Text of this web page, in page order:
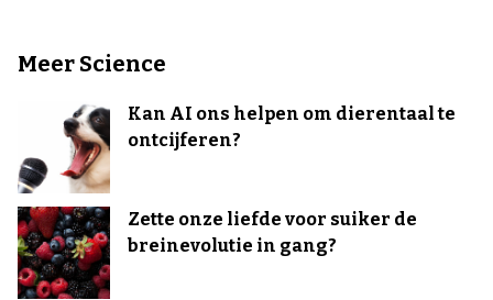
Meer Science
Kan AI ons helpen om dierentaal te
ontcijferen?
Zette onze liefde voor suiker de
breinevolutie in gang?